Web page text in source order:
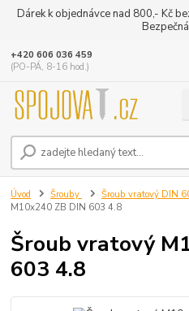
Dárek k objednávce nad 800,- Kč
+420 606 036 459
(PO-PÁ, 8-16 hod.)
Úvod Šrouby Šroub vratový DIN
M10x240 ZB DIN 603 4.8
Šroub vratový
603 4.8